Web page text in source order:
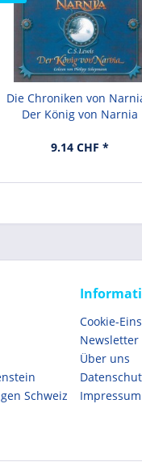
Die Chroniken von
Der König von Narnia
9.14 CHF *
Schweiz
Cookie-
Newsletter
Über uns
Impressum